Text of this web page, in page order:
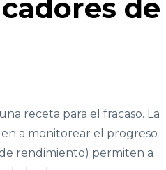
de
receta para el fracaso. La
a monitorear el progreso
rendimiento) permiten a